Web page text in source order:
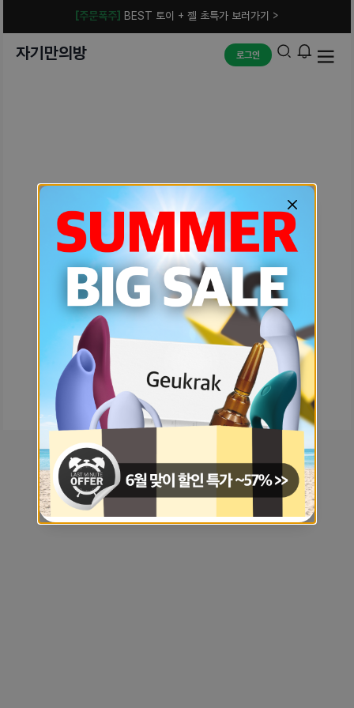
[주문폭주] BEST 토이 + 젤 초특가 보러가기 >
자기만의방 로그인
예상치 못한 에러입니다.